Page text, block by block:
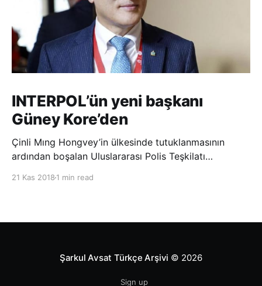
INTERPOL’ün yeni başkanı
Güney Kore’den
Çinli Mıng Hongvey’in ülkesinde tutuklanmasının
ardından boşalan Uluslararası Polis Teşkilatı
21 Kas 2018 1 min read
Şarkul Avsat Türkçe Arşivi © 2026
Sign up